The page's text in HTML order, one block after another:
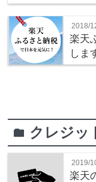
2018/
楽天
しま
folder クレジッ
2019/
楽天